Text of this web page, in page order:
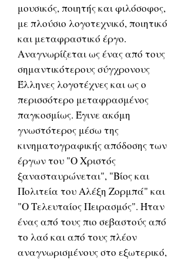
μουσικός, ποιητής και φιλόσοφος,
με πλούσιο λογοτεχνικό, ποιητικό
και μεταφραστικό έργο.
Αναγνωρίζεται ως ένας από τους
σημαντικότερους σύγχρονους
Έλληνες λογοτέχνες και ως ο
περισσότερο μεταφρασμένος
παγκοσμίως. Έγινε ακόμη
γνωστότερος μέσω της
κινηματογραφικής απόδοσης των
έργων του "Ο Χριστός
ξανασταυρώνεται", "Βίος και
Πολιτεία του Αλέξη Ζορμπά" και
"Ο Τελευταίος Πειρασμός". Ήταν
ένας από τους πιο σεβαστούς από
το λαό και από τους πλέον
αναγνωρισμένους στο εξωτερικό,